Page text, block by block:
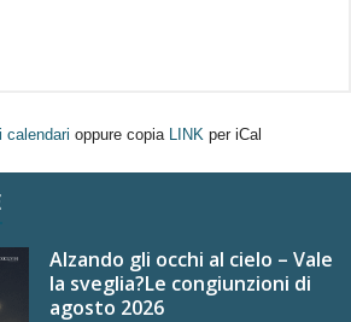
calendari oppure copia LINK per iCal
Alzando gli occhi al cielo – Vale
la sveglia?Le congiunzioni di
agosto 2026